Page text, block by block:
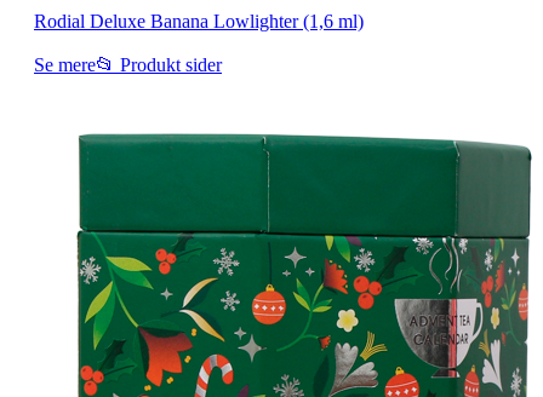
Rodial Deluxe Banana Lowlighter (1,6 ml)
Se mere📂 Produkt sider